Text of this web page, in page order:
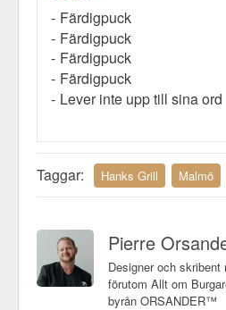
Färdigpuck
Färdigpuck
Färdigpuck
Färdigpuck
Lever inte upp till sina ord
Taggar: Hanks Grill Malmö
Pierre
Designer och
förutom Allt om
byrån ORSANDER™